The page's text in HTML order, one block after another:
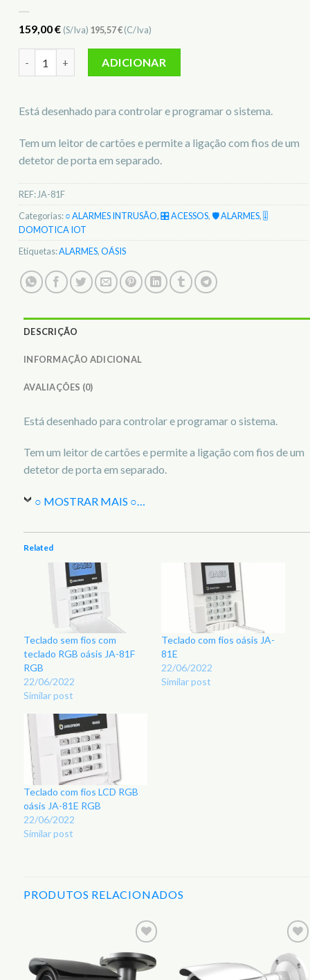
159,00€ (S/Iva) 195,57€(C/Iva)
ADICIONAR
Está desenhado para controlar e programar o sistema.
Tem um leitor de cartões e permite a ligação com fios de um
detetor de porta em separado.
REF: JA-81F
Categorias:○ ALARMES INTRUSÃO,🎛️ ACESSOS, 🛡️ ALARMES, 🎚️
DOMOTICA IOT
Etiquetas:ALARMES,OÁSIS
DESCRIÇÃO
INFORMAÇÃO ADICIONAL
AVALIAÇÕES (0)
Está desenhado para controlar e programar o sistema.
Tem um leitor de cartões e permite a ligação com fios de um
detetor de porta em separado.
○ MOSTRAR MAIS ○…
Related
Teclado sem fios com
teclado RGB oásis JA-81F
RGB
22/06/2022
Similar post
Teclado com fios oásis JA-
81E
22/06/2022
Similar post
Teclado com fios LCD RGB
oásis JA-81E RGB
22/06/2022
Similar post
PRODUTOS RELACIONADOS
Adicionar
aos
Favoritos
Adicionar
aos
Favoritos